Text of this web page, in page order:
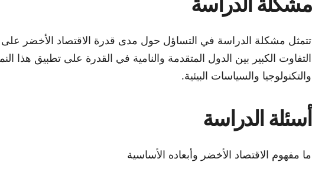
تتمثل مشكلة الدراسة في التساؤل حول مدى قدرة الاقتصاد الأخضر
التفاوت الكبير بين الدول المتقدمة والنامية في القدرة على تطبيق هذا
والتكنولوجيا والسياسات البيئية.
أسئلة الدراسة
ما مفهوم الاقتصاد الأخضر وأبعاده الأساسية